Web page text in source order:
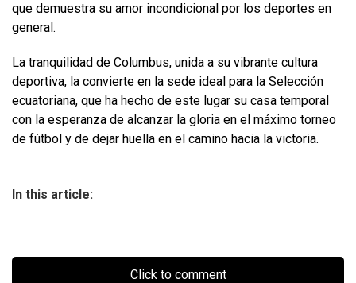
que demuestra su amor incondicional por los deportes en
general.
La tranquilidad de Columbus, unida a su vibrante cultura
deportiva, la convierte en la sede ideal para la Selección
ecuatoriana, que ha hecho de este lugar su casa temporal
con la esperanza de alcanzar la gloria en el máximo torneo
de fútbol y de dejar huella en el camino hacia la victoria.
In this article:
Click to comment